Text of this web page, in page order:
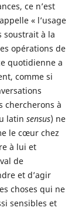
ce n’est
« l’usage
soustrait à la
opérations de
quotidienne a
comme si
chercherons à
latin sensus) ne
le cœur chez
à lui et
de
et d’agir
choses qui ne
sensibles et